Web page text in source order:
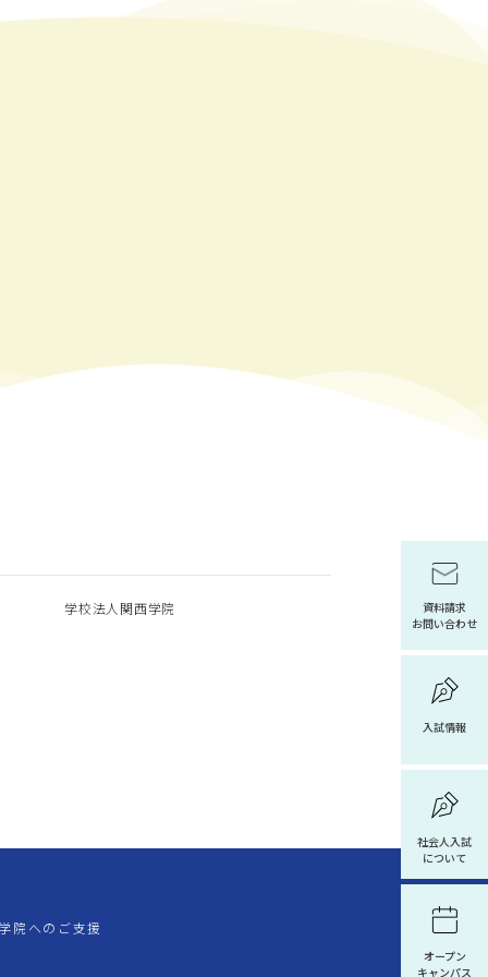
資料請求
お問い合わせ
入試情報
社会人入試
について
オープン
キャンパス
学校法人関西学院
院へのご支援